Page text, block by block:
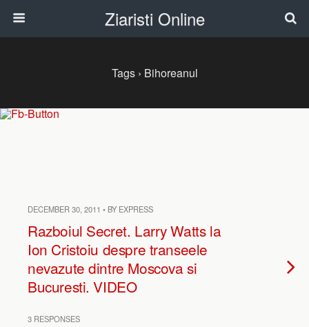
Ziaristi Online
Tags › Bihoreanul
DECEMBER 30, 2011 • BY EXPRESS
Razboiul Secret. Larry Watts la
Ion Cristoiu despre transeele
nevazute dintre Moscova si
Bucuresti. VIDEO
3 RESPONSES